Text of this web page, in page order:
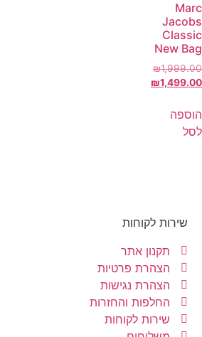
Marc
Jacobs
Classic
New Bag
₪1,999.00
₪1,499.00
הוספה
לסל
שירות לקוחות
תקנון אתר
הצהרת פרטיות
הצהרת נגישות
החלפות והחזרות
שירות לקוחות